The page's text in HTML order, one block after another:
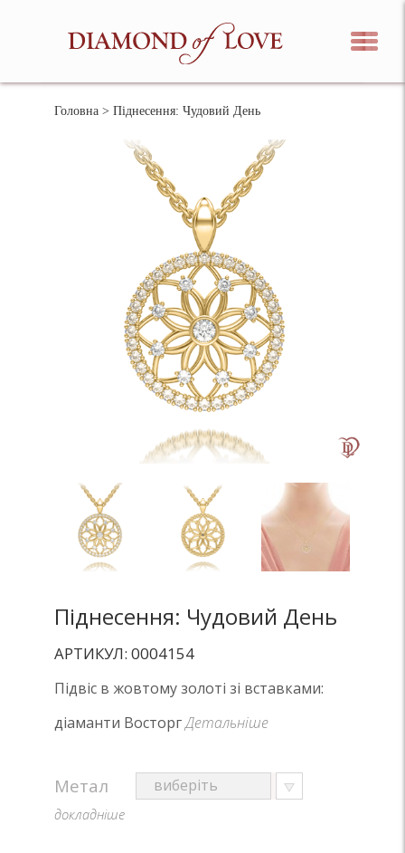
Головна > Піднесення: Чудовий День
Піднесення: Чудовий День
АРТИКУЛ: 0004154
Підвіс в жовтому золоті зі вставками:
діаманти ВосторгДетальніше
Метал
докладніше